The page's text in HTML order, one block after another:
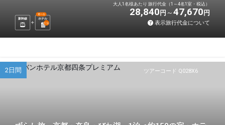
新幹線 ホテル
選べる
1 泊
大人1名様あたり 旅行代金（1～4名1室・税込）
28,840 円 47,670 円
表示旅行代金について
ツアーコード Q028X6
2日間